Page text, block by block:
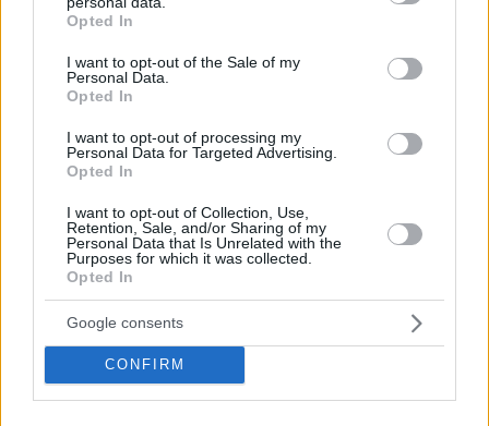
grant or deny consent to Google and its third-party tags to
use your data for below specified purposes in below Google
consent section.
Opted In
I want to opt-out of the Sale of my
Personal Data.
Opted In
I want to opt-out of processing my
Personal Data for Targeted Advertising.
Opted In
I want to opt-out of Collection, Use,
Retention, Sale, and/or Sharing of my
Personal Data that Is Unrelated with the
Purposes for which it was collected.
Opted In
Google consents
CONFIRM
καλύτερές μου φίλες
Η 97χρονη που περπάτησε πάνω σε φτερό αεροπλάνου
και έσπασε το προηγούμενο (δικό της) ρεκόρ Γκίνες
ΔΕΙΤΕ ΟΛΕΣ ΤΙΣ ΕΙΔΗΣΕΙΣ
ΤΑ ΠΙΟ ΔΗΜΟΦΙΛΗ